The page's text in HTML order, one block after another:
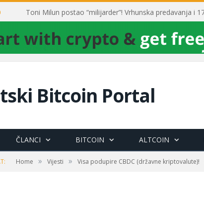
Bitcoin Portal
ČLANCI BITCOIN ALTCOIN
Home » Vijesti » Visa podupire CBDC (državne kriptovalute)!